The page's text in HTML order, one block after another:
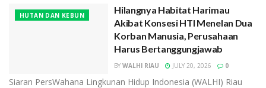
HUTAN DAN KEBUN
Hilangnya Habitat Harimau
Akibat Konsesi HTI Menelan Dua
Korban Manusia, Perusahaan
Harus Bertanggungjawab
BY WALHI RIAU JULY 20, 2026 0
Siaran PersWahana Lingkunan Hidup Indonesia (WALHI) Riau